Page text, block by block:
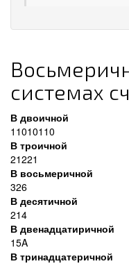
системах
В двоичной
11010110
В троичной
21221
В восьмеричной
326
В десятичной
214
В двенадцатиричной
15A
В тринадцатеричной